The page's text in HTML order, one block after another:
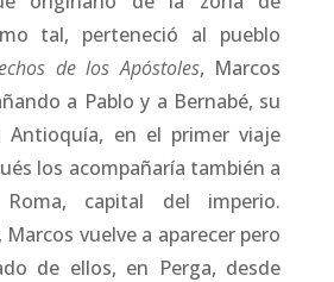
tal, perteneció al pueblo
de los Apóstoles, Marcos
a Pablo y a Bernabé, su
Antioquía, en el primer viaje
los acompañaría también a
capital del imperio.
vuelve a aparecer pero
de ellos, en Perga, desde